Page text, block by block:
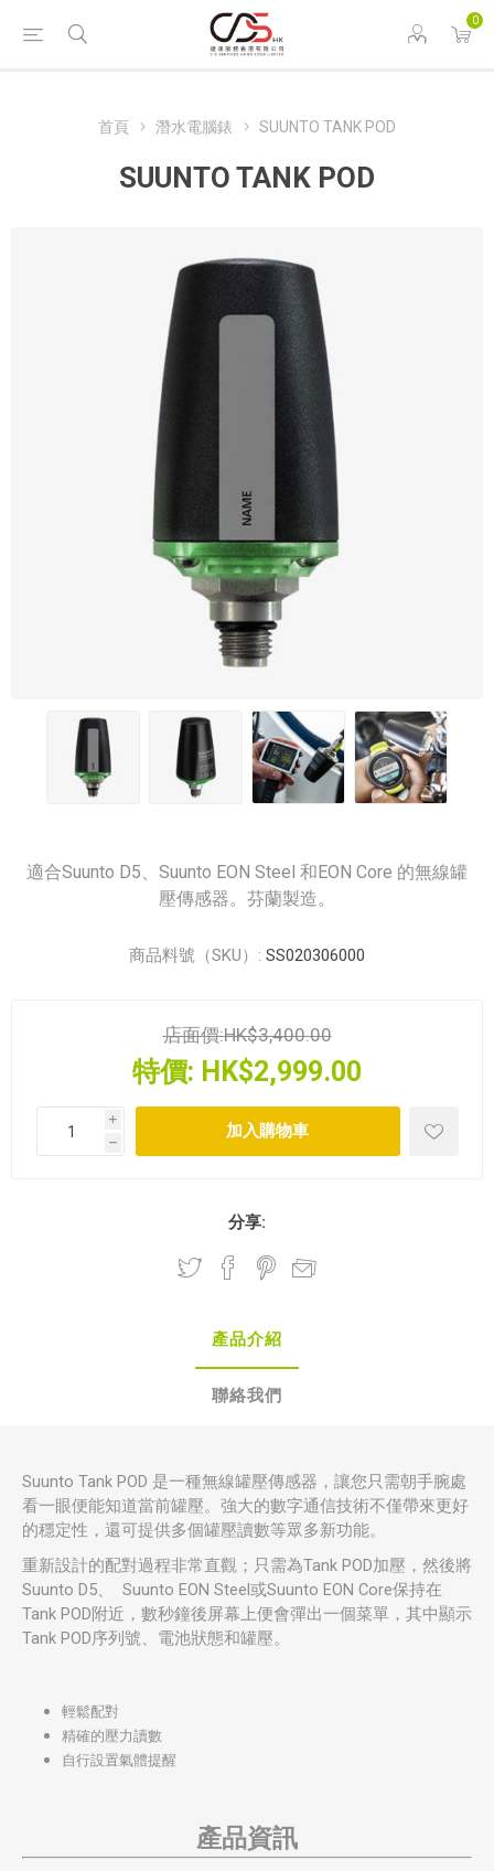
0
首頁 潛水電腦錶 SUUNTO TANK POD
SUUNTO TANK POD
適合Suunto D5、Suunto EON Steel 和EON Core 的無線罐
壓傳感器。芬蘭製造。
商品料號（SKU）: SS020306000
店面價:HK$3,400.00
特價: HK$2,999.00
i
h
分享:
產品介紹
聯絡我們
Suunto Tank POD 是一種無線罐壓傳感器，讓您只需朝手腕處
看一眼便能知道當前罐壓。強大的數字通信技術不僅帶來更好
的穩定性，還可提供多個罐壓讀數等眾多新功能。
重新設計的配對過程非常直觀；只需為Tank POD加壓，然後將
Suunto D5、 Suunto EON Steel或Suunto EON Core保持在
Tank POD附近，數秒鐘後屏幕上便會彈出一個菜單，其中顯示
Tank POD序列號、電池狀態和罐壓。
輕鬆配對
精確的壓力讀數
自行設置氣體提醒
產品資訊